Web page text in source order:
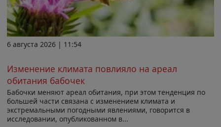
6 августа 2026 | 11:54
Изменение климата повлияло на ареал
обитания бабочек
Бабочки меняют ареал обитания, при этом тенденция по
большей части связана с изменением климата и
экстремальными погодными явлениями, говорится в
исследовании, опубликованном в...